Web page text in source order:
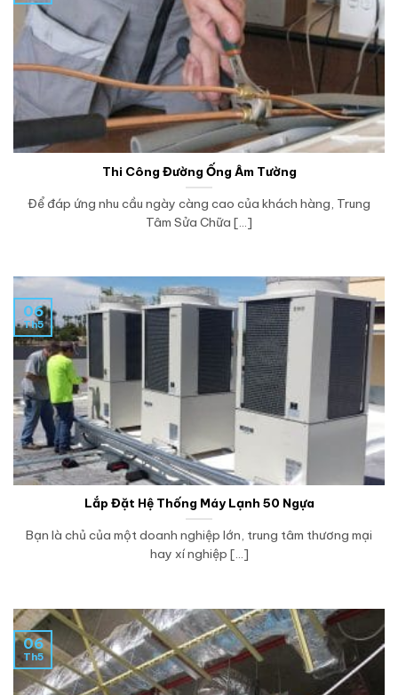
Thi Công Đường Ống Âm Tường
Để đáp ứng nhu cầu ngày càng cao của khách hàng, Trung
Tâm Sửa Chữa [...]
Lắp Đặt Hệ Thống Máy Lạnh 50 Ngựa
Bạn là chủ của một doanh nghiệp lớn, trung tâm thương mại
hay xí nghiệp [...]
06
Th5
06
Th5